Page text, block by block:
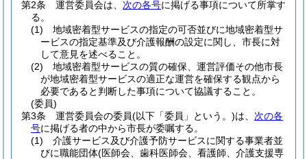
第2条
運営委員会は、 次の各号に掲げる事項について所掌す
る。
(1)
地域密着型サービスの指定の可否並びに地域密着型サ
ービスの指定基準及び介護報酬の設定に関し、市長に対
して意見を述べること。
(2)
地域密着型サービスの質の確保、運営評価その他市長
が地域密着型サービスの適正な運営を確保する観点から
必要であると判断した事項について協議すること。
(委員)
第3条
運営委員会の委員(以下「委員」という。)は、 次の各
号に掲げる者の中から市長が委嘱する。
(1)
介護サービス及び介護予防サービスに関する事業者並
びに職能団体(医師会、歯科医師会、看護師、介護支援専